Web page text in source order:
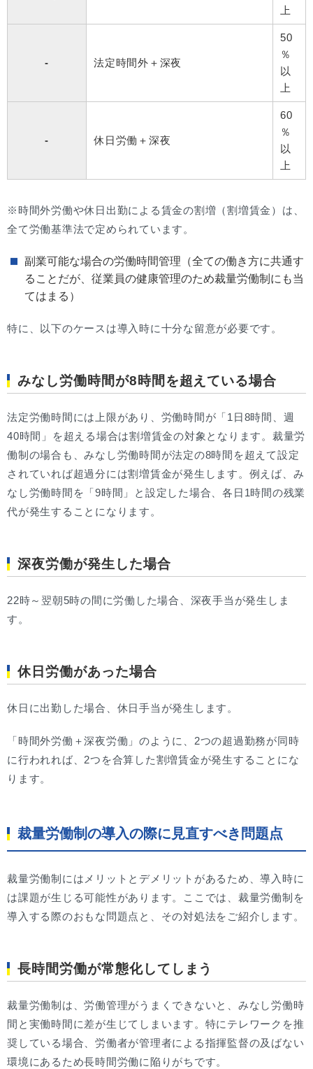
上
- 法定時間外＋深夜
50
％
以
上
- 休日労働＋深夜
60
％
以
上
※時間外労働や休日出勤による賃金の割増（割増賃金）は、
全て労働基準法で定められています。
副業可能な場合の労働時間管理（全ての働き方に共通す
ることだが、従業員の健康管理のため裁量労働制にも当
てはまる）
特に、以下のケースは導入時に十分な留意が必要です。
みなし労働時間が8時間を超えている場合
法定労働時間には上限があり、労働時間が「1日8時間、週
40時間」を超える場合は割増賃金の対象となります。裁量労
働制の場合も、みなし労働時間が法定の8時間を超えて設定
されていれば超過分には割増賃金が発生します。例えば、み
なし労働時間を「9時間」と設定した場合、各日1時間の残業
代が発生することになります。
深夜労働が発生した場合
22時～翌朝5時の間に労働した場合、深夜手当が発生しま
す。
休日労働があった場合
休日に出勤した場合、休日手当が発生します。
「時間外労働＋深夜労働」のように、2つの超過勤務が同時
に行われれば、2つを合算した割増賃金が発生することにな
ります。
裁量労働制の導入の際に見直すべき問題点
裁量労働制にはメリットとデメリットがあるため、導入時に
は課題が生じる可能性があります。ここでは、裁量労働制を
導入する際のおもな問題点と、その対処法をご紹介します。
長時間労働が常態化してしまう
裁量労働制は、労働管理がうまくできないと、みなし労働時
間と実働時間に差が生じてしまいます。特にテレワークを推
奨している場合、労働者が管理者による指揮監督の及ばない
環境にあるため長時間労働に陥りがちです。